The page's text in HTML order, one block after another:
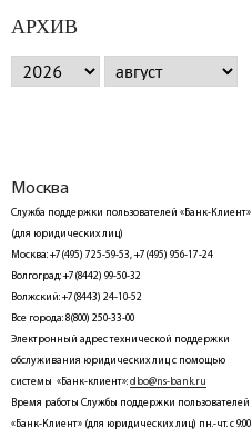
АРХИВ
Москва
Служба поддержки пользователей «Банк-Клиент»
(для юридических лиц)
Москва: +7(495) 725-59-53, +7(495) 956-17-24
Волгоград: +7(8442) 99-50-32
Волжский: +7(8443) 24-10-52
Все города: 8(800) 250-33-00
Электронный адрес технической поддержки
обслуживания юридических лиц с помощью
системы «Банк-клиент»:dbo@ns-bank.ru
Время работы Службы поддержки пользователей
«Банк-Клиент» (для юридических лиц) пн.-чт. с 9:00